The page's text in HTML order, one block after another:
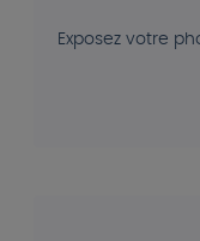
Exposez votre